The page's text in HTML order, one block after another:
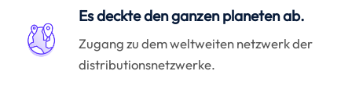
Es deckte den ganzen planeten ab.
Zugang zu dem weltweiten netzwerk der
distributionsnetzwerke.